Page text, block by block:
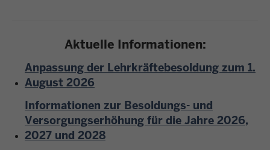
Aktuelle Informationen:
Anpassung der Lehrkräftebesoldung zum 1.
August 2026
Informationen zur Besoldungs- und
Versorgungserhöhung für die Jahre 2026,
2027 und 2028